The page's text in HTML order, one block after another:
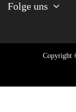
Folge uns
Copyright